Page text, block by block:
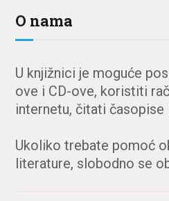
O nama
U knjižnici je moguće
ove i CD-ove, koristiti
internetu, čitati časopise
Ukoliko trebate pomoć
literature, slobodno se